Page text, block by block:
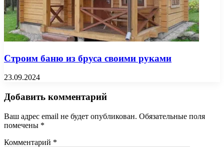
Строим баню из бруса своими руками
23.09.2024
Добавить комментарий
Ваш адрес email не будет опубликован. Обязательные поля
помечены *
Комментарий *